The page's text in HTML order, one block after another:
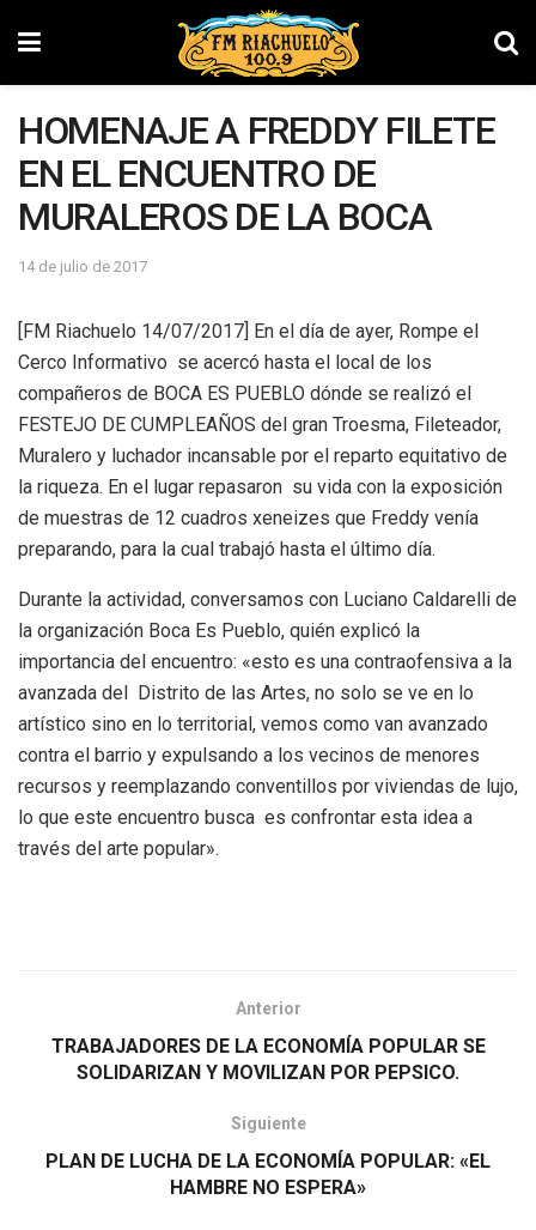
HOMENAJE A FREDDY FILETE
EN EL ENCUENTRO DE
MURALEROS DE LA BOCA
14 de julio de 2017
[FM Riachuelo 14/07/2017] En el día de ayer, Rompe el
Cerco Informativo se acercó hasta el local de los
compañeros de BOCA ES PUEBLO dónde se realizó el
FESTEJO DE CUMPLEAÑOS del gran Troesma, Fileteador,
Muralero y luchador incansable por el reparto equitativo de
la riqueza. En el lugar repasaron su vida con la exposición
de muestras de 12 cuadros xeneizes que Freddy venía
preparando, para la cual trabajó hasta el último día.
Durante la actividad, conversamos con Luciano Caldarelli de
la organización Boca Es Pueblo, quién explicó la
importancia del encuentro: «esto es una contraofensiva a la
avanzada del Distrito de las Artes, no solo se ve en lo
artístico sino en lo territorial, vemos como van avanzado
contra el barrio y expulsando a los vecinos de menores
recursos y reemplazando conventillos por viviendas de lujo,
lo que este encuentro busca es confrontar esta idea a
través del arte popular».
Anterior
TRABAJADORES DE LA ECONOMÍA POPULAR SE
SOLIDARIZAN Y MOVILIZAN POR PEPSICO.
Siguiente
PLAN DE LUCHA DE LA ECONOMÍA POPULAR: «EL
HAMBRE NO ESPERA»